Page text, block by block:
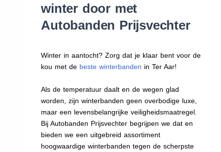
winter door met
Autobanden Prijsvechter
Winter in aantocht? Zorg dat je klaar bent voor de
kou met de beste winterbanden in Ter Aar!
Als de temperatuur daalt en de wegen glad
worden, zijn winterbanden geen overbodige luxe,
maar een levensbelangrijke veiligheidsmaatregel.
Bij Autobanden Prijsvechter begrijpen we dat en
bieden we een uitgebreid assortiment
hoogwaardige winterbanden tegen de scherpste